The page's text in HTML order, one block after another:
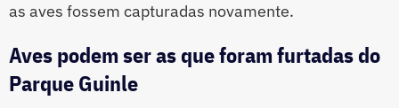
as aves fossem capturadas novamente.
Aves podem ser as que foram furtadas do
Parque Guinle